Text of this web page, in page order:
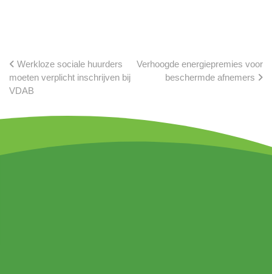
Werkloze sociale huurders
moeten verplicht inschrijven bij
VDAB
Verhoogde energiepremies voor
beschermde afnemers